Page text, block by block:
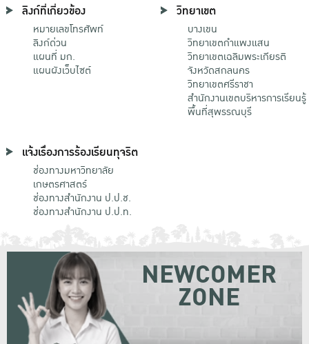
ลิงก์ที่เกี่ยวข้อง
หมายเลขโทรศัพท์
ลิงก์ด่วน
แผนที่ มก.
แผนผังเว็บไซต์
วิทยาเขต
บางเขน
วิทยาเขตกําแพงแสน
วิทยาเขตเฉลิมพระเกียรติ
จังหวัดสกลนคร
วิทยาเขตศรีราชา
สำนักงานเขตบริหารการเรียนรู้
พื้นที่สุพรรณบุรี
แจ้งเรื่องการร้องเรียนทุจริต
ช่องทางมหาวิทยาลัย
เกษตรศาสตร์
ช่องทางสำนักงาน ป.ป.ช.
ช่องทางสำนักงาน ป.ป.ท.
NEWCOMER
ZONE